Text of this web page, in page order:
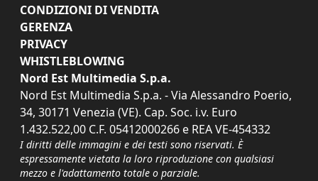
CONDIZIONI DI VENDITA
GERENZA
PRIVACY
WHISTLEBLOWING
Nord Est Multimedia S.p.a.
Nord Est Multimedia S.p.a. - Via Alessandro Poerio,
34, 30171 Venezia (VE). Cap. Soc. i.v. Euro
1.432.522,00 C.F. 05412000266 e REA VE-454332
I diritti delle immagini e dei testi sono riservati. È
espressamente vietata la loro riproduzione con qualsiasi
mezzo e l'adattamento totale o parziale.